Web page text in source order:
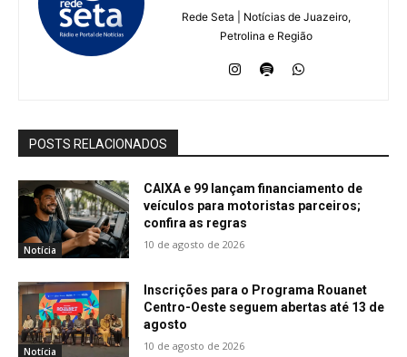
Rede Seta | Notícias de Juazeiro,
Petrolina e Região
POSTS RELACIONADOS
Notícia
CAIXA e 99 lançam financiamento de
veículos para motoristas parceiros;
confira as regras
10 de agosto de 2026
Notícia
Inscrições para o Programa Rouanet
Centro-Oeste seguem abertas até 13 de
agosto
10 de agosto de 2026